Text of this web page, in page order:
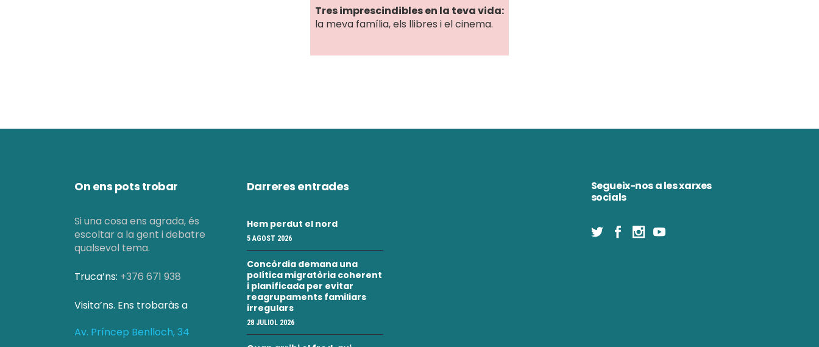
Tres imprescindibles en la teva vida:
la meva família, els llibres i el cinema.
On ens pots trobar
Si una cosa ens agrada, és
escoltar a la gent i debatre
qualsevol tema.
Truca’ns: +376 671 938
Visita’ns. Ens trobaràs a
Av. Príncep Benlloch, 34
Darreres entrades
Hem perdut el nord
5 AGOST 2026
Concòrdia demana una
política migratòria coherent
i planificada per evitar
reagrupaments familiars
irregulars
28 JULIOL 2026
Segueix-nos a les xarxes
socials